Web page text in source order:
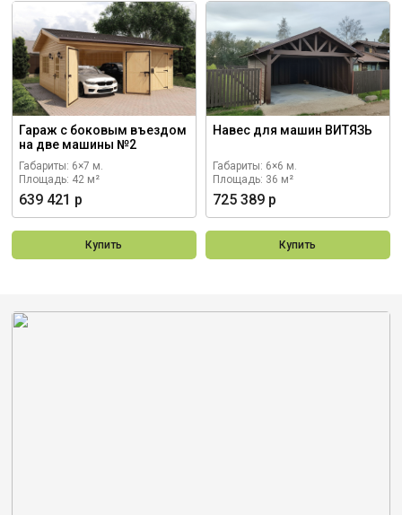
Гараж с боковым въездом
на две машины №2
Габариты: 6×7 м.
Площадь: 42 м²
639 421 р
Купить
Навес для машин ВИТЯЗЬ
Габариты: 6×6 м.
Площадь: 36 м²
725 389 р
Купить